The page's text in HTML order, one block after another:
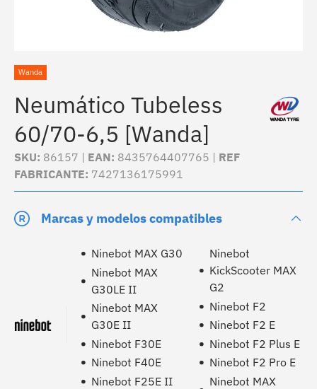
Wanda
Neumático Tubeless
60/70-6,5 [Wanda]
SKU: 86157 | EAN: 8435764407765 | REF
FABRICANTE: 7427136175991
Marcas y modelos compatibles
Ninebot MAX G30
Ninebot MAX
G30LE II
Ninebot MAX
G30E II
Ninebot F30E
Ninebot F40E
Ninebot F25E II
Ninebot
KickScooter MAX
G2
Ninebot F2
Ninebot F2 E
Ninebot F2 Plus E
Ninebot F2 Pro E
Ninebot MAX